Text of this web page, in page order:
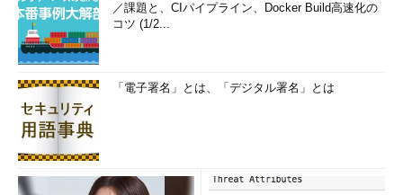
／課題と、CIパイプライン、Docker Build高速化の
コツ (1/2...
「電子署名」とは、「デジタル署名」とは